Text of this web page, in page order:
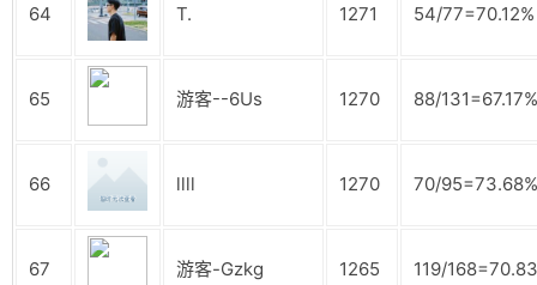
64 T. 1271 54/77=70.12%
65 游客--6Us 1270 88/131=67.17%
66 llll 1270 70/95=73.68%
67 游客-Gzkg 1265 119/